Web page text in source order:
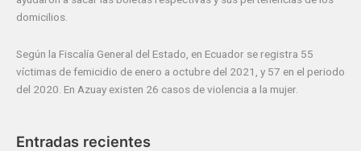
domicilios.
Según la Fiscalía General del Estado, en Ecuador se registra 55
víctimas de femicidio de enero a octubre del 2021, y 57 en el periodo
del 2020. En Azuay existen 26 casos de violencia a la mujer.
Entradas recientes